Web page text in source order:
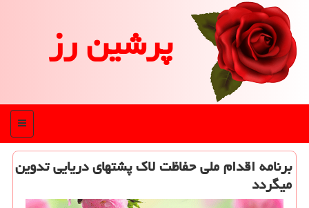
پرشین رز
منو
برنامه اقدام ملی حفاظت لاك پشتهای دریایی تدوین
میگردد